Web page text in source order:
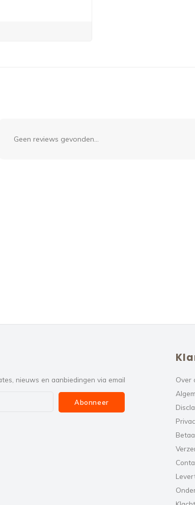
Geen reviews gevonden...
nieuws en aanbiedingen via email
Abonneer
Over